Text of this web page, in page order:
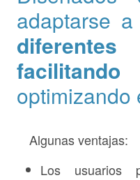
adaptarse
optimizando
Algunas ventajas:
Los usuarios